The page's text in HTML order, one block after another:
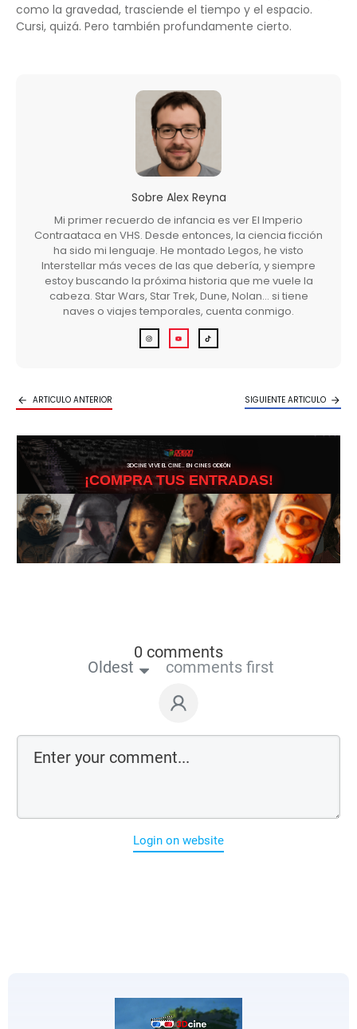
como la gravedad, trasciende el tiempo y el espacio.
Cursi, quizá. Pero también profundamente cierto.
Sobre Alex Reyna
Mi primer recuerdo de infancia es ver El Imperio
Contraataca en VHS. Desde entonces, la ciencia ficción
ha sido mi lenguaje. He montado Legos, he visto
Interstellar más veces de las que debería, y siempre
estoy buscando la próxima historia que me vuele la
cabeza. Star Wars, Star Trek, Dune, Nolan… si tiene
naves o viajes temporales, cuenta conmigo.
ARTICULO ANTERIOR SIGUIENTE ARTICULO
3DCINE VIVE EL CINE… EN CINES ODEÓN
¡COMPRA TUS ENTRADAS!
0 comments
Oldest comments first
Login on website